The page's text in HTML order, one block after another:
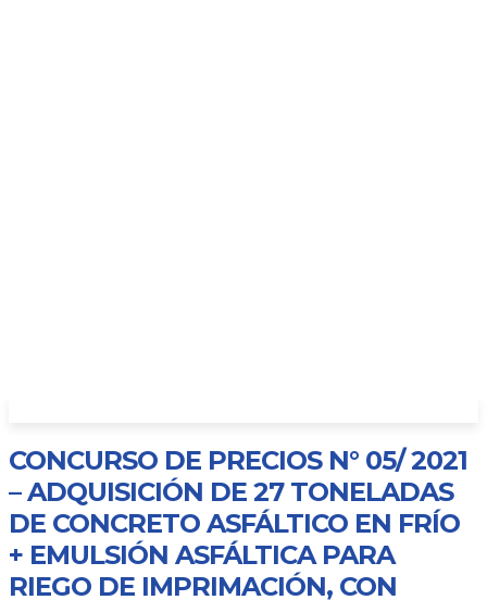
CONCURSO DE PRECIOS N° 05/ 2021
– ADQUISICIÓN DE 27 TONELADAS
DE CONCRETO ASFÁLTICO EN FRÍO
+ EMULSIÓN ASFÁLTICA PARA
RIEGO DE IMPRIMACIÓN, CON